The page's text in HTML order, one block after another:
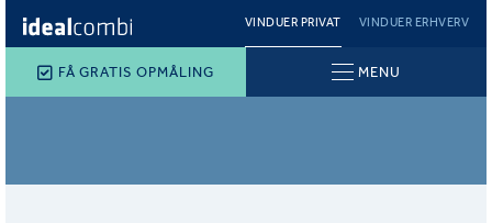
VINDUER PRIVAT VINDUER ERHVERV
FÅ GRATIS OPMÅLING MENU